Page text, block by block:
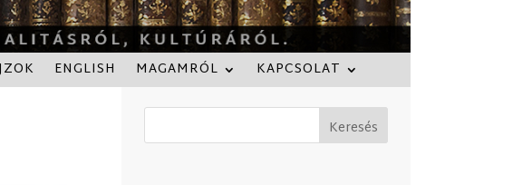
ENGLISH MAGAMRÓL KAPCSOLAT